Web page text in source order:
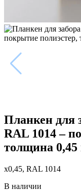
Планкен для
RAL 1014 –
толщина
x0,45, RAL 1014
В наличии